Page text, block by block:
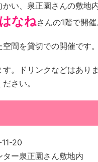
い、泉正園さんの敷地
なねさんの1階で開催
間を貸切での開催です。
。ドリンクなどはあり
さい。
11-20
ー泉正園さん敷地内